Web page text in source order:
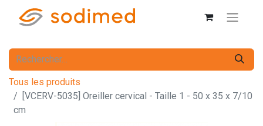
Tous les produits
[VCERV-5035] Oreiller cervical - Taille 1 - 50 x 35 x 7/10
cm